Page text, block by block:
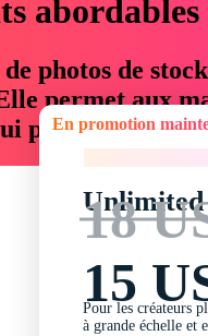
photos de
permet aux
permettent
En promotion
Unlimited
18
15
Pour les créateurs
à grande échelle et